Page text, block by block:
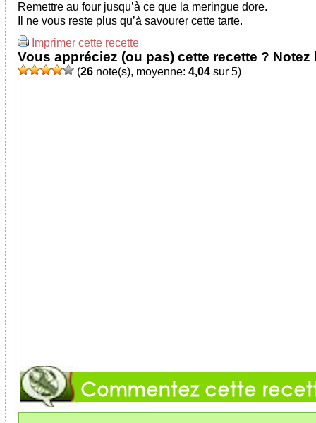
Remettre au four jusqu’à ce que la meringue dore.
Il ne vous reste plus qu’à savourer cette tarte.
Imprimer cette recette
Vous appréciez (ou pas) cette recette ? Notez
(26 note(s), moyenne: 4,04 sur 5)